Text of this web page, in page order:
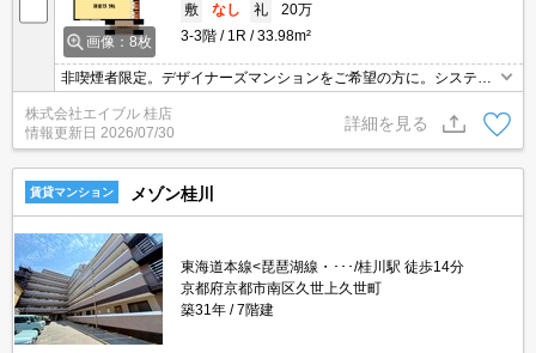
画像：8枚
敷
なし 礼
20万
3-3階
1R 33.98m²
非喫煙者限定。デザイナーズマンションをご希望の方に。システム
トロック・エレベーター付RCマンション!。バイク置場月3,300円。
株式会社エイブル 桂店
情報更新日 2026/07/30
詳細を見る
賃貸マンション メゾン桂川
東海道本線<琵琶湖線・･･･/桂川駅 徒歩14分
京都府京都市南区久世上久世町
築31年
7階建